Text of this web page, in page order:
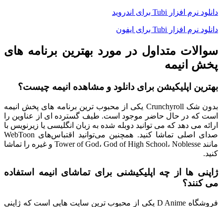
دانلود نرم افزار Tubi برای اندروید
دانلود نرم افزار Tubi برای ایفون
سوالات متداول در مورد بهترین برنامه های
پخش انیمه
بهترین اپلیکیشن برای دانلود و مشاهده انیمه چیست؟
بدون شک Crunchyroll یکی از محبوب ترین برنامه های پخش انیمه
است که در حال حاضر موجود است. طیف گسترده ای از عناوین را
ارائه می دهد که می توانید دوبله شده به زبان انگلیسی یا زیرنویس با
صدای اصلی تماشا کنید. همچنین می‌توانید اقتباس‌های WebToon
مانند Tower of God، God of High School، Noblesse و غیره را تماشا
کنید.
ژاپنی ها از چه اپلیکیشنی برای تماشای انیمه استفاده
می کنند؟
فروشگاه D Anime یکی از محبوب ترین سایت هایی است که ژاپنی